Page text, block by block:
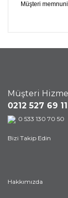
Müşteri
Müşteri
0212 527 69 11
0 533 130 70 50
Bizi Takip Edin
Hakkımızda